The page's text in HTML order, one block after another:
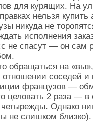
для курящих. На
нельзя
никуда не
исполнения
не спасут — он сам
обращаться на
соседей и
французов —
целовать 2 раза —
Однако
не слишком близко).